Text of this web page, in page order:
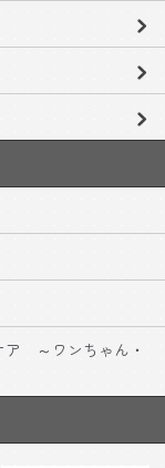
ア ～ワンちゃん・